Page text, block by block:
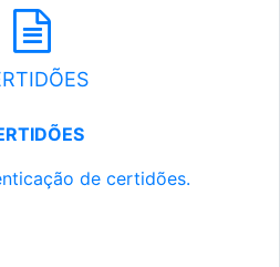
de certidões.